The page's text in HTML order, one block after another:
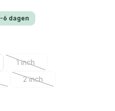
6 dagen
1 inch
(Deze optie is momenteel
niet beschikbaar.)
optie is momenteel niet
2 inch
(Deze optie is momenteel